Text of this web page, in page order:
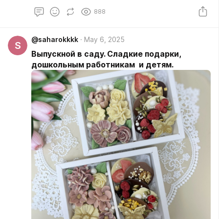
французскую карамель, провожу детские мастер-
классы по шоколаду на любой праздник.
888
S
@saharokkkk May 6, 2025
Выпускной в саду. Сладкие подарки,
дошкольным работникам и детям.